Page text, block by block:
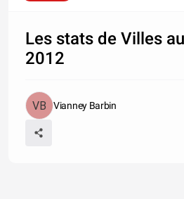
Les stats de Villes
2012
Vianney Barbin